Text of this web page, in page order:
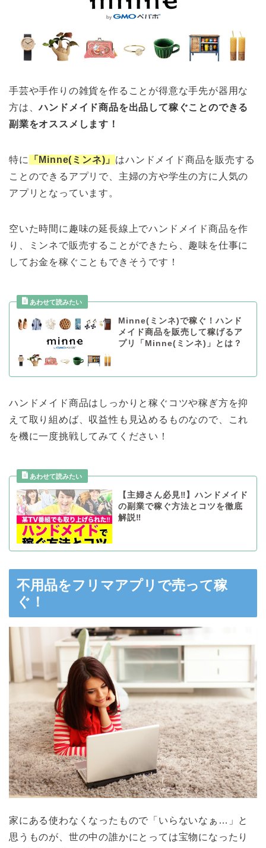
手芸や手作りの雑貨を作ることが得意な手先が器用な
方は、ハンドメイド商品を出品して稼ぐことのできる
副業をオススメします！
特に 「Minne(ミンネ)」 はハンドメイド商品を販売する
ことのできるアプリで、主婦の方や学生の方に人気の
アプリとなっています。
空いた時間に趣味の延長線上でハンドメイド商品を作
り、ミンネで販売することができたら、趣味を仕事に
してお金を稼ぐこともできそうです！
Minne(ミンネ)で稼ぐ！ハンド
メイド商品を販売して稼げるア
プリ「Minne(ミンネ)」とは？
ハンドメイド商品はしっかりと稼ぐコツや稼ぎ方を抑
えて取り組めば、収益性も見込めるものなので、これ
を機に一度挑戦してみてください！
【主婦さん必見‼︎】ハンドメイド
の副業で稼ぐ方法とコツを徹底
解説‼︎
不用品をフリマアプリで売って稼
ぐ！
家にある使わなくなったもので「いらないなぁ…」と
思うものが、世の中の誰かにとっては宝物になったり